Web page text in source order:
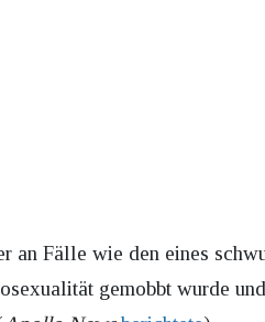
an Fälle wie den eines
gemobbt wurde